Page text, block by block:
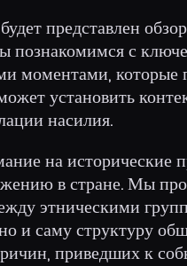
представлен
познакомимся с
моментами, которые
установить
насилия.
на исторические
в стране. Мы
этническими
и саму структуру
приведших к